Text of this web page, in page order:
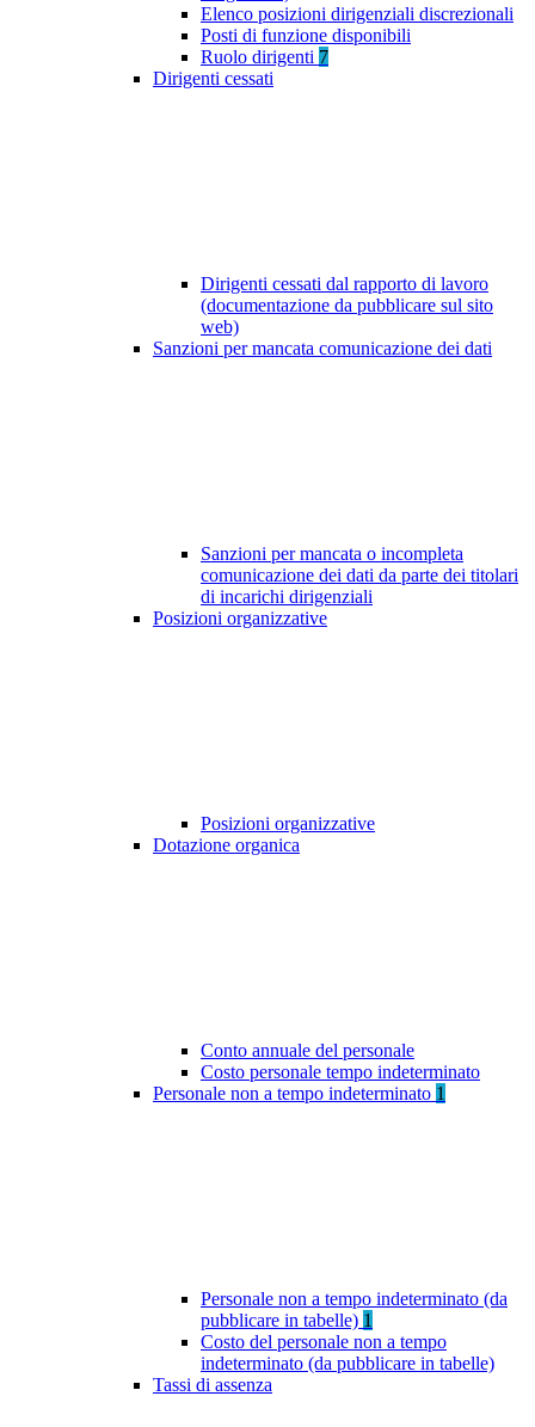
Elenco posizioni dirigenziali discrezionali
Posti di funzione disponibili
Ruolo dirigenti 7
Dirigenti cessati
Dirigenti cessati dal rapporto di lavoro
(documentazione da pubblicare sul sito
web)
Sanzioni per mancata comunicazione dei dati
Sanzioni per mancata o incompleta
comunicazione dei dati da parte dei titolari
di incarichi dirigenziali
Posizioni organizzative
Posizioni organizzative
Dotazione organica
Conto annuale del personale
Costo personale tempo indeterminato
Personale non a tempo indeterminato 1
Personale non a tempo indeterminato (da
pubblicare in tabelle) 1
Costo del personale non a tempo
indeterminato (da pubblicare in tabelle)
Tassi di assenza